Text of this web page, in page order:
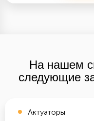
На нашем
следующие
Актуаторы